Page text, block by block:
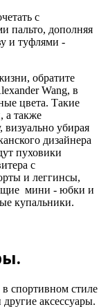
с
пальто, дополняя
и туфлями -
обратите
Wang, в
цвета. Такие
а также
убирая
дизайнера
пуховики
с
и леггинсы,
мини - юбки и
купальники.
спортивном стиле
аксессуары.